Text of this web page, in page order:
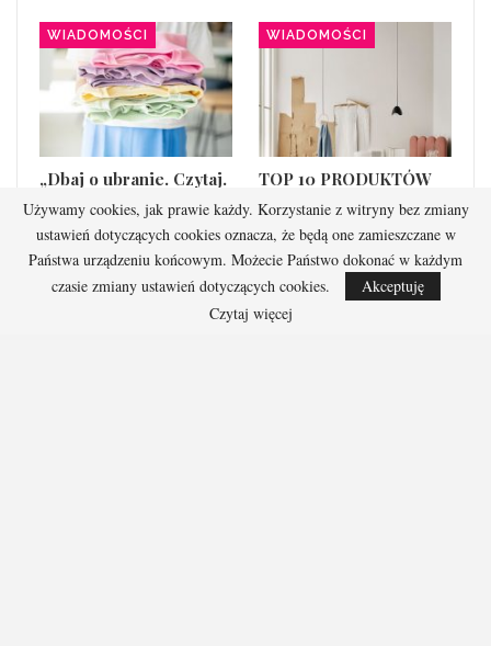
WIADOMOŚCI
„Dbaj o ubranie. Czytaj.
Sprawdzaj. Pielęgnuj”.
WIADOMOŚCI
TOP 10 PRODUKTÓW
do dekoracji wnętrz
Używamy cookies, jak prawie każdy. Korzystanie z witryny bez zmiany
ustawień dotyczących cookies oznacza, że będą one zamieszczane w
Państwa urządzeniu końcowym. Możecie Państwo dokonać w każdym
czasie zmiany ustawień dotyczących cookies.
Akceptuję
Czytaj więcej